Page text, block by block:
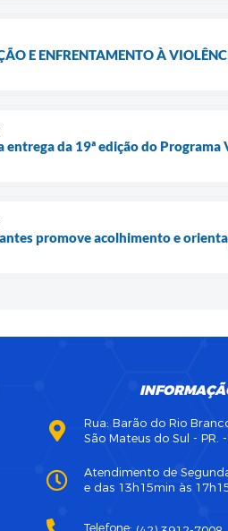
E ENFRENTAMENTO À
da 19ª edição do Programa
promove acolhimento e
Rua: Barão do Rio
São Mateus do Sul - PR.
Atendimento de
e das 13h15min às
Telefone: